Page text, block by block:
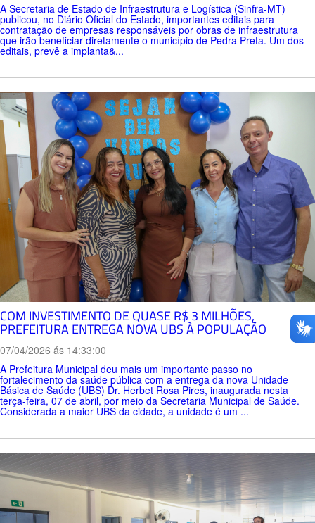
A Secretaria de Estado de Infraestrutura e Logística (Sinfra-MT)
publicou, no Diário Oficial do Estado, importantes editais para
contratação de empresas responsáveis por obras de infraestrutura
que irão beneficiar diretamente o município de Pedra Preta. Um dos
editais, prevê a implanta&...
COM INVESTIMENTO DE QUASE R$ 3 MILHÕES,
PREFEITURA ENTREGA NOVA UBS À POPULAÇÃO
07/04/2026 ás 14:33:00
A Prefeitura Municipal deu mais um importante passo no
fortalecimento da saúde pública com a entrega da nova Unidade
Básica de Saúde (UBS) Dr. Herbet Rosa Pires, inaugurada nesta
terça-feira, 07 de abril, por meio da Secretaria Municipal de Saúde.
Considerada a maior UBS da cidade, a unidade é um ...